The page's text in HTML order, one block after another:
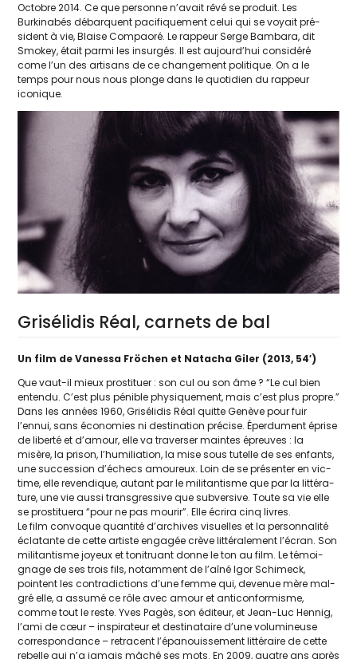
Octobre 2014. Ce que per­sonne n’a­vait rêvé se pro­duit. Les
Burkinabés débarquent paci­fi­que­ment celui qui se voyait pré­
sident à vie, Blaise Compaoré. Le rap­peur Serge Bambara, dit
Smokey, était par­mi les insur­gés. Il est aujourd’­hui consi­dé­ré
come l’un des arti­sans de ce chan­ge­ment poli­tique. On a le
temps pour nous nous plonge dans le quo­ti­dien du rap­peur
iconique.
Grisélidis Réal, carnets de bal
Un film de Vanessa Fröchen et Natacha Giler (2013, 54′)
Que vaut-il mieux pros­ti­tuer : son cul ou son âme ? “Le cul bien
enten­du. C’est plus pénible phy­si­que­ment, mais c’est plus propre.”
Dans les années 1960, Grisélidis Réal quitte Genève pour fuir
l’ennui, sans éco­no­mies ni des­ti­na­tion pré­cise. Éperdument éprise
de liber­té et d’amour, elle va tra­ver­ser maintes épreuves : la
misère, la pri­son, l’humiliation, la mise sous tutelle de ses enfants,
une suc­ces­sion d’échecs amou­reux. Loin de se pré­sen­ter en vic­
time, elle reven­dique, autant par le mili­tan­tisme que par la lit­té­ra­
ture, une vie aus­si trans­gres­sive que sub­ver­sive. Toute sa vie elle
se pros­ti­tue­ra “pour ne pas mou­rir”. Elle écri­ra cinq livres.
Le film convoque quan­ti­té d’archives visuelles et la per­son­na­li­té
écla­tante de cette artiste enga­gée crève lit­té­ra­le­ment l’é­cran. Son
mili­tan­tisme joyeux et toni­truant donne le ton au film. Le témoi­
gnage de ses trois fils, notam­ment de l’aîné Igor Schimeck,
pointent les contra­dic­tions d’une femme qui, deve­nue mère mal­
gré elle, a assu­mé ce rôle avec amour et anti­con­for­misme,
comme tout le reste. Yves Pagès, son édi­teur, et Jean-Luc Hennig,
l’ami de cœur – ins­pi­ra­teur et des­ti­na­taire d’une volu­mi­neuse
cor­res­pon­dance – retracent l’épanouissement lit­té­raire de cette
rebelle qui n’a jamais mâché ses mots. En 2009, quatre ans après